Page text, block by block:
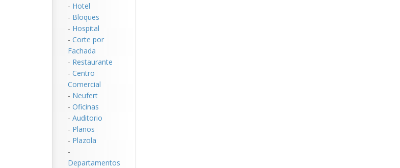
- Hotel
- Bloques
- Hospital
- Corte por
Fachada
- Restaurante
- Centro
Comercial
- Neufert
- Oficinas
- Auditorio
- Planos
- Plazola
-
Departamentos